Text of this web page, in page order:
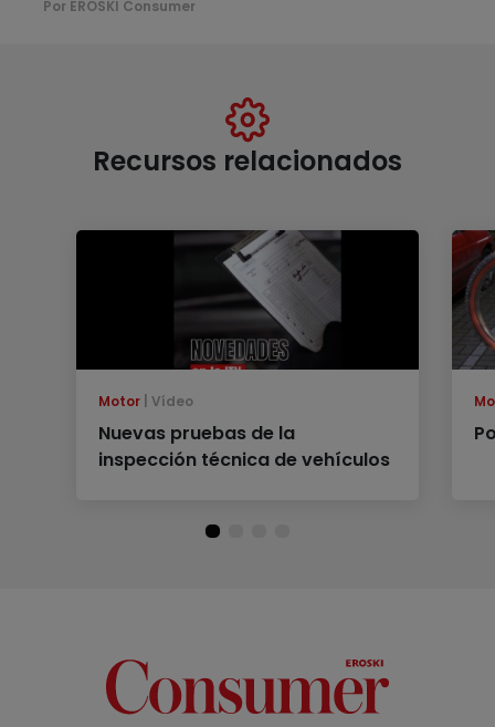
Por EROSKI Consumer
Recursos relacionados
Motor Vídeo
Nuevas pruebas de la
inspección técnica de vehículos